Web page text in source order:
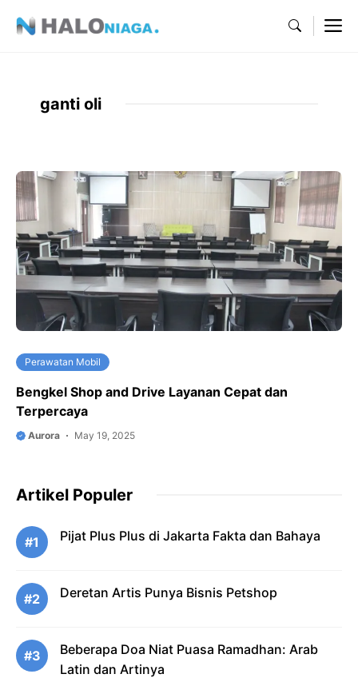
ganti oli
Perawatan Mobil
Bengkel Shop and Drive Layanan Cepat dan
Terpercaya
Aurora May 19, 2025
Artikel Populer
#1 Pijat Plus Plus di Jakarta Fakta dan Bahaya
#2 Deretan Artis Punya Bisnis Petshop
#3
Beberapa Doa Niat Puasa Ramadhan: Arab
Latin dan Artinya